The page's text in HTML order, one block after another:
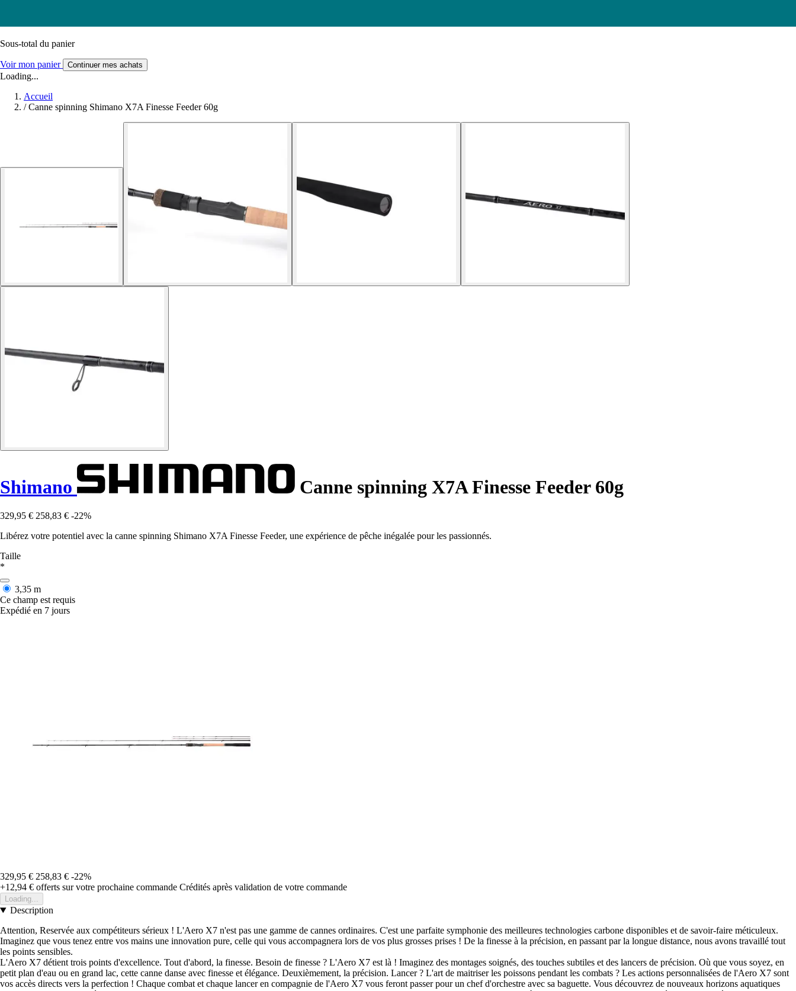
Sous-total du panier
Voir mon panier Continuer mes achats
Loading...
Accueil
/ Canne spinning Shimano X7A Finesse Feeder 60g
Shimano Canne spinning X7A Finesse Feeder 60g
329,95 € 258,83 € -22%
Libérez votre potentiel avec la canne spinning Shimano X7A Finesse Feeder, une expérience de pêche inégalée pour les passionnés.
Taille
*
3,35 m
Ce champ est requis
Expédié en 7 jours
329,95 € 258,83 € -22%
+12,94 € offerts sur votre prochaine commande Crédités après validation de votre commande
Loading...
Description
Attention, Reservée aux compétiteurs sérieux ! L'Aero X7 n'est pas une gamme de cannes ordinaires. C'est une parfaite symphonie des meilleures technologies carbone disponibles et de savoir-faire méticuleux.
Imaginez que vous tenez entre vos mains une innovation pure, celle qui vous accompagnera lors de vos plus grosses prises ! De la finesse à la précision, en passant par la longue distance, nous avons travaillé tout
les points sensibles.
L'Aero X7 détient trois points d'excellence. Tout d'abord, la finesse. Besoin de finesse ? L'Aero X7 est là ! Imaginez des montages soignés, des touches subtiles et des lancers de précision. Où que vous soyez, en
petit plan d'eau ou en grand lac, cette canne danse avec finesse et élégance. Deuxièmement, la précision. Lancer ? L'art de maitriser les poissons pendant les combats ? Les actions personnalisées de l'Aero X7 sont
vos accès directs vers la perfection ! Chaque combat et chaque lancer en compagnie de l'Aero X7 vous feront passer pour un chef d'orchestre avec sa baguette. Vous découvrez de nouveaux horizons aquatiques